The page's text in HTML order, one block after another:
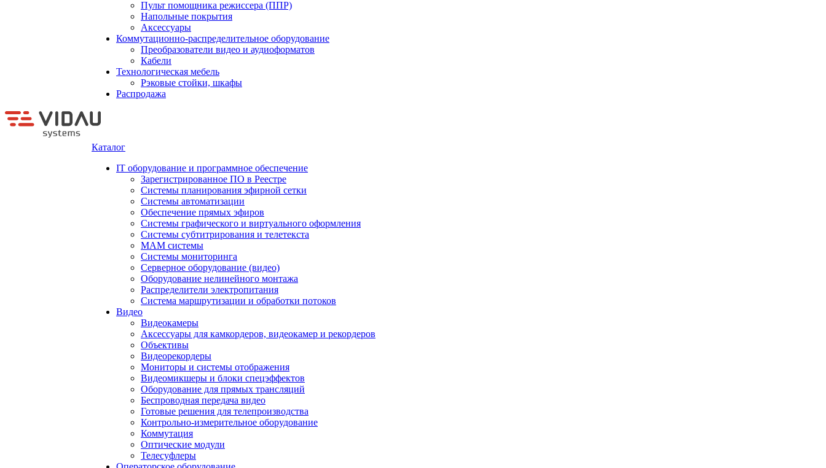
Пульт помощника режиссера (ППР)
Напольные покрытия
Аксессуары
Коммутационно-распределительное оборудование
Преобразователи видео и аудиоформатов
Кабели
Технологическая мебель
Рэковые стойки, шкафы
Распродажа
Каталог
IT оборудование и программное обеспечение
Зарегистрированное ПО в Реестре
Системы планирования эфирной сетки
Системы автоматизации
Обеспечение прямых эфиров
Системы графического и виртуального оформления
Системы субтитрирования и телетекста
MAM системы
Системы мониторинга
Серверное оборудование (видео)
Оборудование нелинейного монтажа
Распределители электропитания
Система маршрутизации и обработки потоков
Видео
Видеокамеры
Аксессуары для камкордеров, видеокамер и рекордеров
Объективы
Видеорекордеры
Мониторы и системы отображения
Видеомикшеры и блоки спецэффектов
Оборудование для прямых трансляций
Беспроводная передача видео
Готовые решения для телепроизводства
Контрольно-измерительное оборудование
Коммутация
Оптические модули
Телесуфлеры